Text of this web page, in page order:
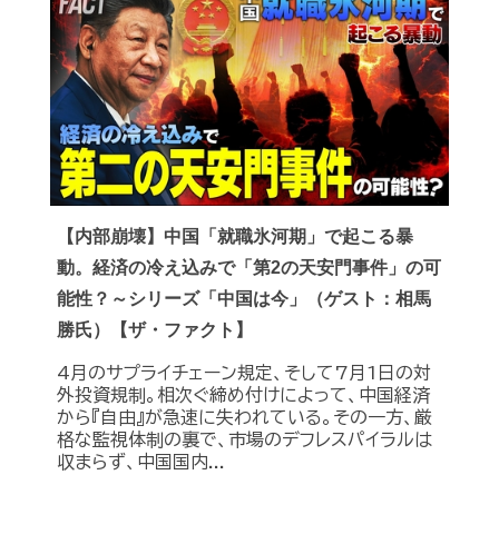
【内部崩壊】中国「就職氷河期」で起こる暴
動。経済の冷え込みで「第2の天安門事件」の可
能性？～シリーズ「中国は今」（ゲスト：相馬
勝氏）【ザ・ファクト】
4月のサプライチェーン規定、そして7月1日の対
外投資規制。相次ぐ締め付けによって、中国経済
から『自由』が急速に失われている。その一方、厳
格な監視体制の裏で、市場のデフレスパイラルは
収まらず、中国国内...